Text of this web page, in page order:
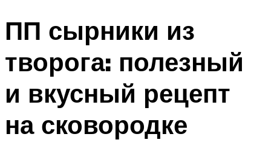
ВЕЛОСИПЕД
ПОХУДЕНИЕ
МЕНЮ
ПП сырники из
творога: полезный
и вкусный рецепт
на сковородке